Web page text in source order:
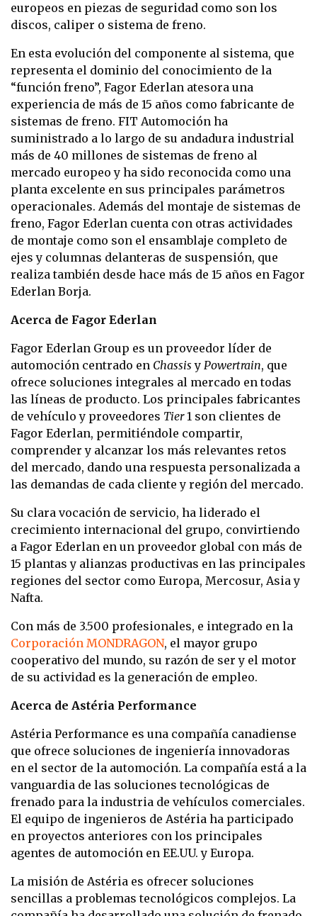
europeos en piezas de seguridad como son los
discos, caliper o sistema de freno.
En esta evolución del componente al sistema, que
representa el dominio del conocimiento de la
“función freno”, Fagor Ederlan atesora una
experiencia de más de 15 años como fabricante de
sistemas de freno. FIT Automoción ha
suministrado a lo largo de su andadura industrial
más de 40 millones de sistemas de freno al
mercado europeo y ha sido reconocida como una
planta excelente en sus principales parámetros
operacionales. Además del montaje de sistemas de
freno, Fagor Ederlan cuenta con otras actividades
de montaje como son el ensamblaje completo de
ejes y columnas delanteras de suspensión, que
realiza también desde hace más de 15 años en Fagor
Ederlan Borja.
Acerca de Fagor Ederlan
Fagor Ederlan Group es un proveedor líder de
automoción centrado en Chassis y Powertrain, que
ofrece soluciones integrales al mercado en todas
las líneas de producto. Los principales fabricantes
de vehículo y proveedores Tier1 son clientes de
Fagor Ederlan, permitiéndole compartir,
comprender y alcanzar los más relevantes retos
del mercado, dando una respuesta personalizada a
las demandas de cada cliente y región del mercado.
Su clara vocación de servicio, ha liderado el
crecimiento internacional del grupo, convirtiendo
a Fagor Ederlan en un proveedor global con más de
15 plantas y alianzas productivas en las principales
regiones del sector como Europa, Mercosur, Asia y
Nafta.
Con más de 3.500 profesionales, e integrado en la
Corporación MONDRAGON, el mayor grupo
cooperativo del mundo, su razón de ser y el motor
de su actividad es la generación de empleo.
Acerca de Astéria Performance
Astéria Performance es una compañía canadiense
que ofrece soluciones de ingeniería innovadoras
en el sector de la automoción. La compañía está a la
vanguardia de las soluciones tecnológicas de
frenado para la industria de vehículos comerciales.
El equipo de ingenieros de Astéria ha participado
en proyectos anteriores con los principales
agentes de automoción en EE.UU. y Europa.
La misión de Astéria es ofrecer soluciones
sencillas a problemas tecnológicos complejos. La